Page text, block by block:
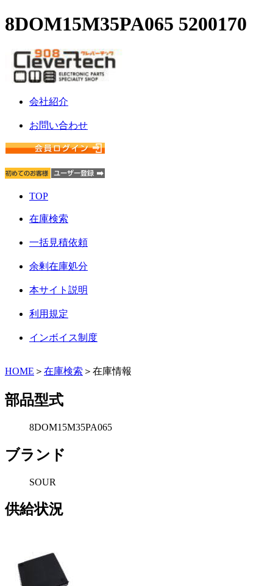
8DOM15M35PA065 5200170
会社紹介
お問い合わせ
TOP
在庫検索
一括見積依頼
余剰在庫処分
本サイト説明
利用規定
インボイス制度
HOME ＞ 在庫検索 ＞在庫情報
部品型式
8DOM15M35PA065
ブランド
SOUR
供給状況